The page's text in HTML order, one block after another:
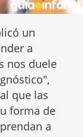
un
a
nos duele
que las
forma de
a